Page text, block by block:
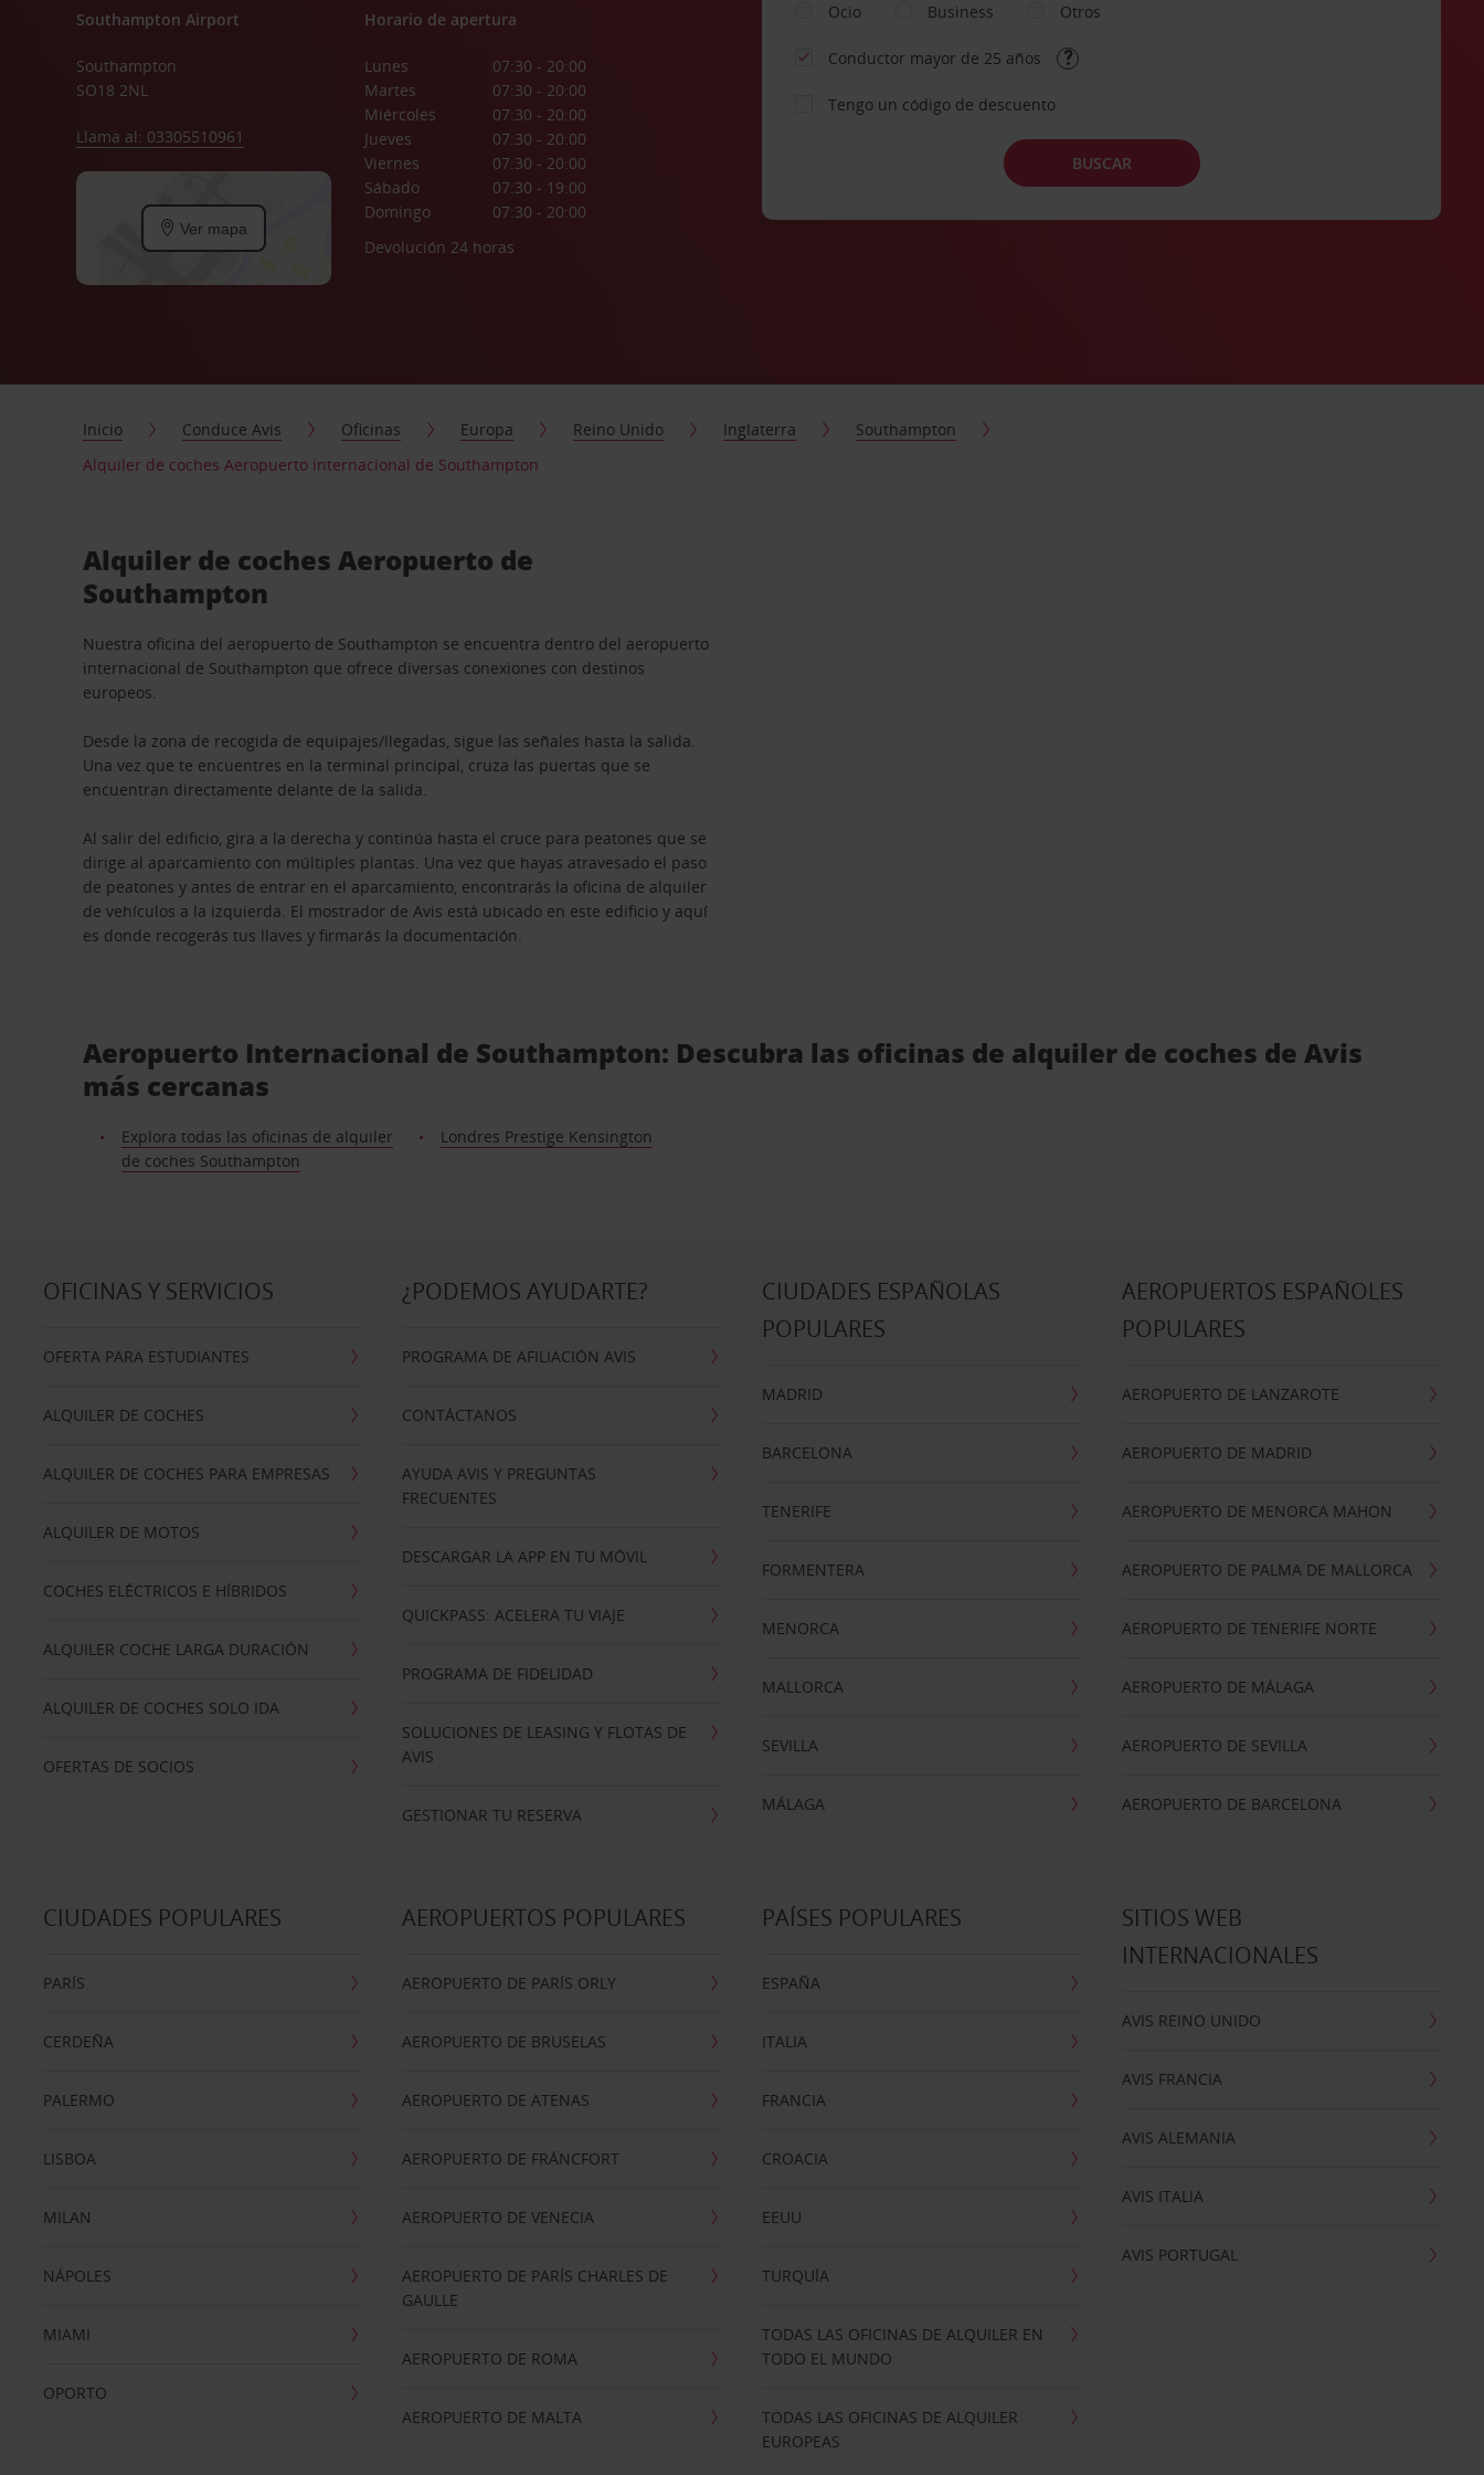
Southampton Airport
Southampton
SO18 2NL
Llama al: 03305510961
Ver mapa
Horario de apertura
Lunes
07:30 - 20:00
Martes
07:30 - 20:00
Miércoles
07:30 - 20:00
Jueves
07:30 - 20:00
Viernes
07:30 - 20:00
Sábado
07:30 - 19:00
Domingo
07:30 - 20:00
Devolución 24 horas
Ocio
Business Otros
Conductor mayor de 25 años
Tengo un código de descuento
BUSCAR
Inicio Conduce Avis Oficinas Europa Reino Unido Inglaterra
Southampton
Alquiler de coches Aeropuerto internacional de Southampton
Alquiler de coches Aeropuerto de
Southampton
Nuestra oficina del aeropuerto de Southampton se encuentra dentro del aeropuerto
internacional de Southampton que ofrece diversas conexiones con destinos
europeos.
Desde la zona de recogida de equipajes/llegadas, sigue las señales hasta la salida.
Una vez que te encuentres en la terminal principal, cruza las puertas que se
encuentran directamente delante de la salida.
Al salir del edificio, gira a la derecha y continúa hasta el cruce para peatones que se
dirige al aparcamiento con múltiples plantas. Una vez que hayas atravesado el paso
de peatones y antes de entrar en el aparcamiento, encontrarás la oficina de alquiler
de vehículos a la izquierda. El mostrador de Avis está ubicado en este edificio y aquí
es donde recogerás tus llaves y firmarás la documentación.
Aeropuerto Internacional de Southampton: Descubra las oficinas de alquiler de coches de Avis
más cercanas
Explora todas las oficinas de alquiler
de coches Southampton
Londres Prestige Kensington
OFICINAS Y SERVICIOS
OFERTA PARA ESTUDIANTES
ALQUILER DE COCHES
ALQUILER DE COCHES PARA EMPRESAS
ALQUILER DE MOTOS
COCHES ELÉCTRICOS E HÍBRIDOS
ALQUILER COCHE LARGA DURACIÓN
ALQUILER DE COCHES SOLO IDA
OFERTAS DE SOCIOS
¿PODEMOS AYUDARTE?
PROGRAMA DE AFILIACIÓN AVIS
CONTÁCTANOS
AYUDA AVIS Y PREGUNTAS
FRECUENTES
DESCARGAR LA APP EN TU MÓVIL
QUICKPASS: ACELERA TU VIAJE
PROGRAMA DE FIDELIDAD
SOLUCIONES DE LEASING Y FLOTAS DE
AVIS
GESTIONAR TU RESERVA
CIUDADES ESPAÑOLAS
POPULARES
MADRID
BARCELONA
TENERIFE
FORMENTERA
MENORCA
MALLORCA
SEVILLA
MÁLAGA
AEROPUERTOS ESPAÑOLES
POPULARES
AEROPUERTO DE LANZAROTE
AEROPUERTO DE MADRID
AEROPUERTO DE MENORCA MAHON
AEROPUERTO DE PALMA DE MALLORCA
AEROPUERTO DE TENERIFE NORTE
AEROPUERTO DE MÁLAGA
AEROPUERTO DE SEVILLA
AEROPUERTO DE BARCELONA
CIUDADES POPULARES
PARÍS
CERDEÑA
PALERMO
LISBOA
MILAN
NÁPOLES
MIAMI
OPORTO
AEROPUERTOS POPULARES
AEROPUERTO DE PARÍS ORLY
AEROPUERTO DE BRUSELAS
AEROPUERTO DE ATENAS
AEROPUERTO DE FRÁNCFORT
AEROPUERTO DE VENECIA
AEROPUERTO DE PARÍS CHARLES DE
GAULLE
AEROPUERTO DE ROMA
AEROPUERTO DE MALTA
PAÍSES POPULARES
ESPAÑA
ITALIA
FRANCIA
CROACIA
EEUU
TURQUÍA
TODAS LAS OFICINAS DE ALQUILER EN
TODO EL MUNDO
TODAS LAS OFICINAS DE ALQUILER
EUROPEAS
SITIOS WEB
INTERNACIONALES
AVIS REINO UNIDO
AVIS FRANCIA
AVIS ALEMANIA
AVIS ITALIA
AVIS PORTUGAL